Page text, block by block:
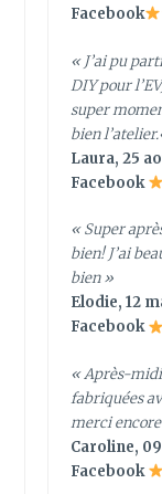
Facebook
«J’ai pu
DIY pour
super
bien l’atelier.
Laura, 25
Facebook
« Super
bien! J’ai
bien »
Elodie, 12
Facebook
« Après-midi
fabriquées
merci
Caroline,
Facebook